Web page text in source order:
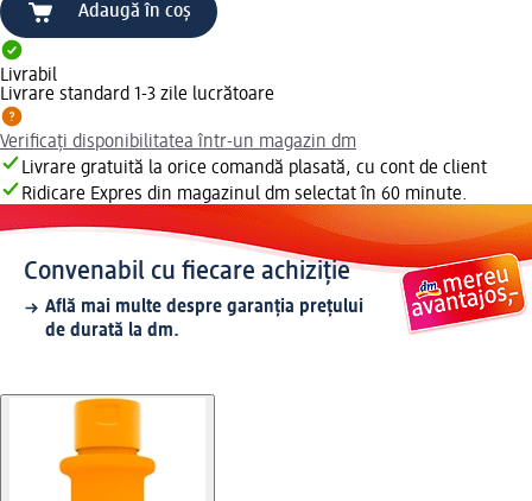
Adaugă în coș
Livrabil
Livrare standard 1-3 zile lucrătoare
Verificați disponibilitatea într-un magazin dm
Livrare gratuită la orice comandă plasată, cu cont de client
Ridicare Expres din magazinul dm selectat în 60 minute.
Convenabil cu fiecare achiziție
Află mai multe despre garanția prețului
de durată la dm.